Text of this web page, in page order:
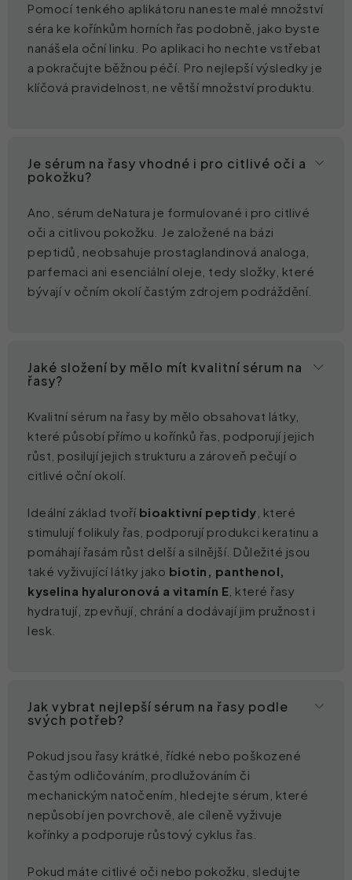
Pomocí tenkého aplikátoru naneste malé množství
séra ke kořínkům horních řas podobně, jako byste
nanášela oční linku. Po aplikaci ho nechte vstřebat
a pokračujte běžnou péčí. Pro nejlepší výsledky je
klíčová pravidelnost, ne větší množství produktu.
Je sérum na řasy vhodné i pro citlivé oči a
pokožku?
Ano, sérum deNatura je formulované i pro citlivé
oči a citlivou pokožku. Je založené na bázi
peptidů, neobsahuje prostaglandinová analoga,
parfemaci ani esenciální oleje, tedy složky, které
bývají v očním okolí častým zdrojem podráždění.
Jaké složení by mělo mít kvalitní sérum na
řasy?
Kvalitní sérum na řasy by mělo obsahovat látky,
které působí přímo u kořínků řas, podporují jejich
růst, posilují jejich strukturu a zároveň pečují o
citlivé oční okolí.
Ideální základ tvoří bioaktivní peptidy , které
stimulují folikuly řas, podporují produkci keratinu a
pomáhají řasám růst delší a silnější. Důležité jsou
také vyživující látky jako biotin, panthenol,
kyselina hyaluronová a vitamín E , které řasy
hydratují, zpevňují, chrání a dodávají jim pružnost i
lesk.
Jak vybrat nejlepší sérum na řasy podle
svých potřeb?
Pokud jsou řasy krátké, řídké nebo poškozené
častým odličováním, prodlužováním či
mechanickým natočením, hledejte sérum, které
nepůsobí jen povrchově, ale cíleně vyživuje
kořínky a podporuje růstový cyklus řas.
Pokud máte citlivé oči nebo pokožku, sledujte